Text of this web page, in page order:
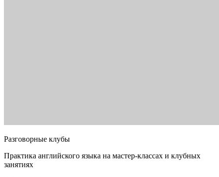
Разговорные клубы
Практика английского языка на мастер-классах и клубных
занятиях